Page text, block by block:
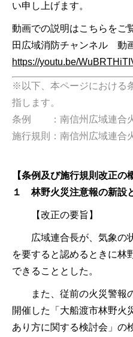
い申し上げます。
動画での説明はこちらを
田広域消防チャンネル 動
https://youtu.be/
※以下、本ページにおける
指します。
条例 ：南信州広域連合
施行規則：南信州広域連合
【条例及び施行規則改正の
１ 林野火災注意報の新設
【改正の要旨】
広域連合長が、気象の
を要すると認めるときに林
できることとした。
また、従前の火災警報
開催した「大船渡市林野火
あり方に関する検討会」の